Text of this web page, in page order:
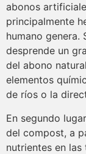
abonos
principalmente
humano genera.
desprende un
del abono
elementos
de ríos o la
En segundo
del compost, a
nutrientes en